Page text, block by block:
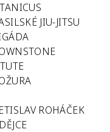
JIU-JITSU
ROHÁČEK